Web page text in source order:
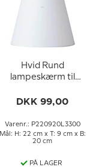
Hvid Rund
lampeskærm til
højden til E27 fatning
omløbsringe
DKK 99,00
Varenr.: P220920L3300
Mål: H: 22 cm x T: 9 cm x B:
20 cm
PÅ LAGER